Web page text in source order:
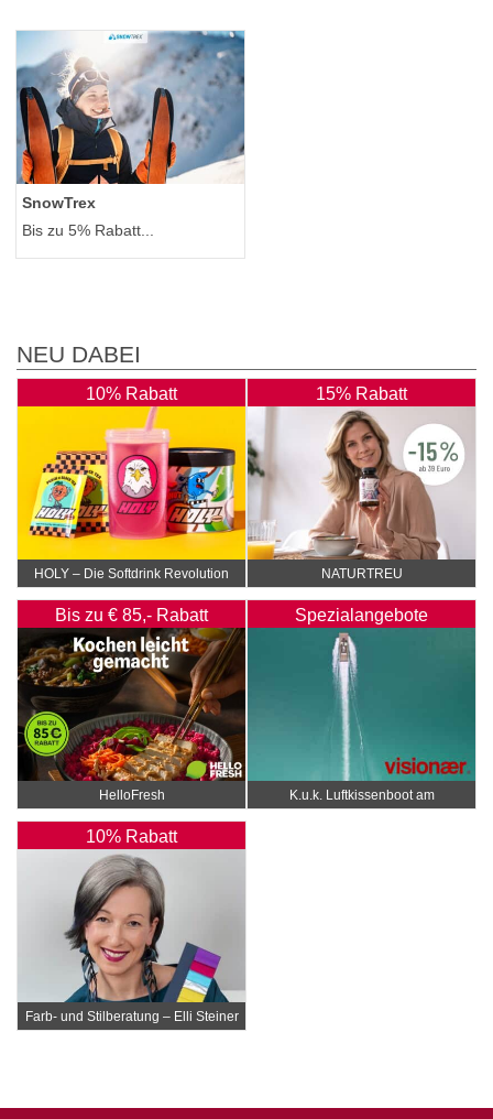
SnowTrex
Bis zu 5% Rabatt...
NEU DABEI
10% Rabatt
HOLY – Die Softdrink Revolution
15% Rabatt
NATURTREU
Bis zu € 85,- Rabatt
HelloFresh
Spezialangebote
K.u.k. Luftkissenboot am
Wörthersee
10% Rabatt
Farb- und Stilberatung – Elli Steiner